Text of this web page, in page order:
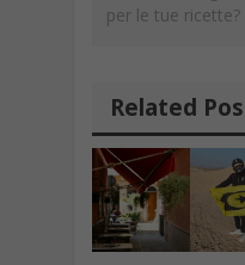
per le tue ricette?
Related